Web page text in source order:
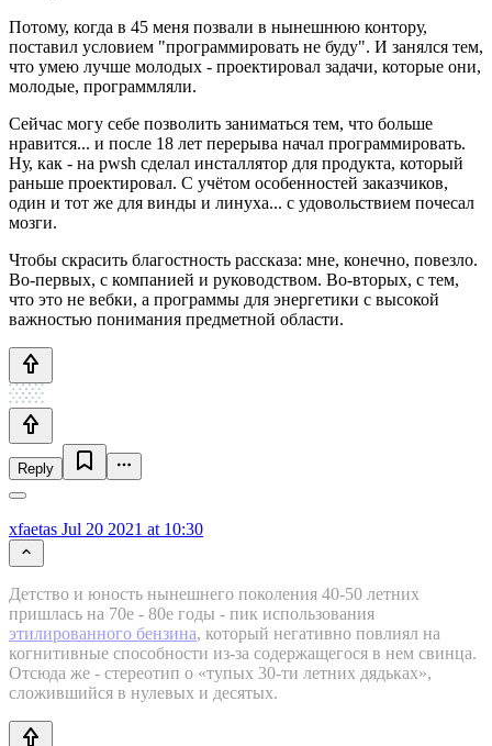
Потому, когда в 45 меня позвали в нынешнюю контору,
поставил условием "программировать не буду". И занялся тем,
что умею лучше молодых - проектировал задачи, которые они,
молодые, программляли.
Сейчас могу себе позволить заниматься тем, что больше
нравится... и после 18 лет перерыва начал программировать.
Ну, как - на pwsh сделал инсталлятор для продукта, который
раньше проектировал. С учётом особенностей заказчиков,
один и тот же для винды и линуха... с удовольствием почесал
мозги.
Чтобы скрасить благостность рассказа: мне, конечно, повезло.
Во-первых, с компанией и руководством. Во-вторых, с тем,
что это не вебки, а программы для энергетики с высокой
важностью понимания предметной области.
Reply
xfaetas Jul 20 2021 at 10:30
Детство и юность нынешнего поколения 40-50 летних
пришлась на 70е - 80е годы - пик использования
этилированного бензина, который негативно повлиял на
когнитивные способности из-за содержащегося в нем свинца.
Отсюда же - стереотип о «тупых 30-ти летних дядьках»,
сложившийся в нулевых и десятых.